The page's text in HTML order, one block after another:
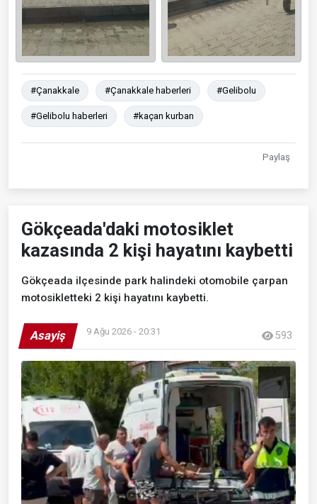
#Çanakkale #Çanakkale haberleri #Gelibolu
#Gelibolu haberleri #kaçan kurban
Paylaş
Gökçeada'daki motosiklet
kazasında 2 kişi hayatını kaybetti
Gökçeada ilçesinde park halindeki otomobile çarpan
motosikletteki 2 kişi hayatını kaybetti.
Asayiş 9 Ağu 2026 - 20:31 593